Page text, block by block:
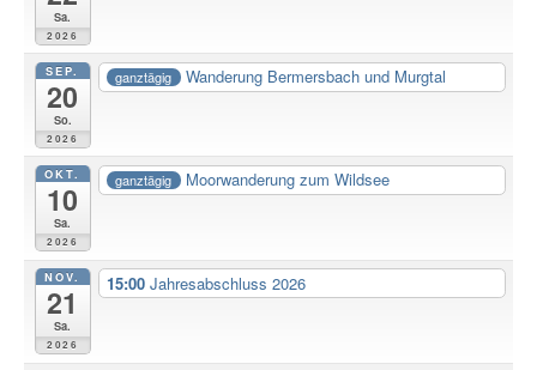
Sa.
2026
SEP.
20
So.
2026
ganztägig Wanderung Bermersbach und Murgtal
OKT.
10
Sa.
2026
ganztägig Moorwanderung zum Wildsee
NOV.
21
Sa.
2026
15:00 Jahresabschluss 2026